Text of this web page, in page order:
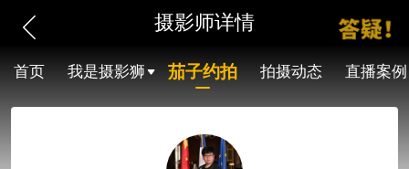
摄影师详情
首页 我是摄影狮 茄子约拍 拍摄动态 直播案例